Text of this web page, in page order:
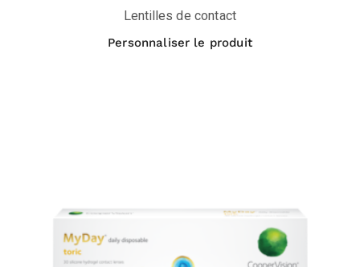
Lentilles de contact
Personnaliser le produit